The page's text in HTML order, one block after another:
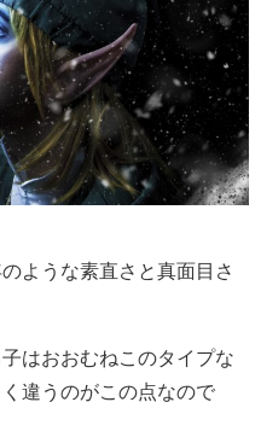
ような素直さと真面目さ
はおおむねこのタイプな
違うのがこの点なので